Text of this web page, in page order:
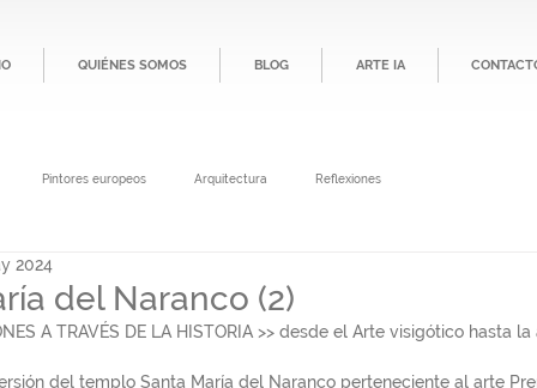
QUIÉNES SOMOS BLOG ARTE IA
Pintores europeos Arquitectura Reflexiones
del Naranco (2)
2024
A TRAVÉS DE LA HISTORIA >> desde el Arte visigótico hasta
del templo Santa María del Naranco perteneciente al arte